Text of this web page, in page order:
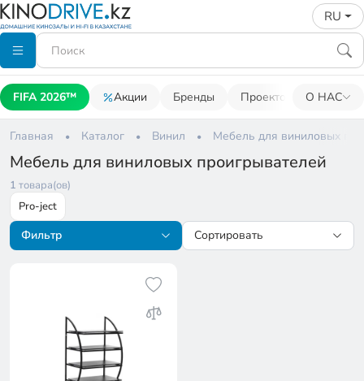
RU
FIFA 2026™ Акции Бренды Проекторы О НАС
Главная Каталог Винил Мебель для виниловых
Мебель для виниловых проигрывателей
1 товара(ов)
Pro-ject
Фильтр Сортировать